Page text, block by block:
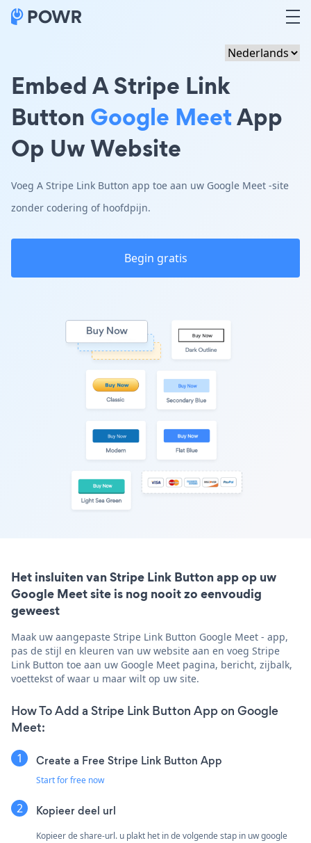
Embed A Stripe Link
Button Google MeetApp
Op Uw Website
Voeg A Stripe Link Button app toe aan uw Google Meet -site
zonder codering of hoofdpijn.
Begin gratis
Het insluiten van Stripe Link Button app op uw
Google Meet site is nog nooit zo eenvoudig
geweest
Maak uw aangepaste Stripe Link Button Google Meet - app,
pas de stijl en kleuren van uw website aan en voeg Stripe
Link Button toe aan uw Google Meet pagina, bericht, zijbalk,
voettekst of waar u maar wilt op uw site.
How To Add a Stripe Link Button App on Google
Meet:
Create a Free Stripe Link Button App
Start for free now
Kopieer deel url
Kopieer de share-url. u plakt het in de volgende stap in uw google